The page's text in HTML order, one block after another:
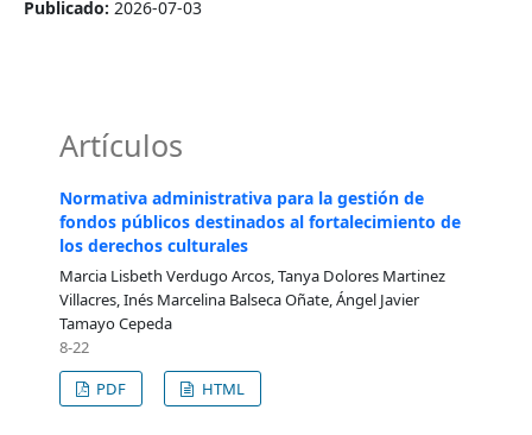
Publicado: 2026-07-03
Artículos
Normativa administrativa para la gestión de
fondos públicos destinados al fortalecimiento de
los derechos culturales
Marcia Lisbeth Verdugo Arcos, Tanya Dolores Martinez
Villacres, Inés Marcelina Balseca Oñate, Ángel Javier
Tamayo Cepeda
8-22
PDF
HTML